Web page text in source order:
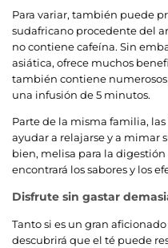
Para variar, también puede
sudafricano procedente del
no contiene cafeína. Sin
asiática, ofrece muchos
también contiene
una infusión de 5 minutos.
Parte de la misma familia,
ayudar a relajarse y a mimar
bien, melisa para la
encontrará los sabores y los
Disfrute sin gastar
Tanto si es un gran
descubrirá que el té puede